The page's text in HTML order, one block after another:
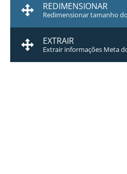
REDIMENSIONAR
Redimensionar tamanho
EXTRAIR
Extrair informações Meta